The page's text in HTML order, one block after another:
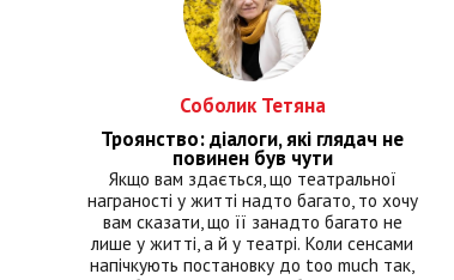
Соболик Тетяна
Троянство: діалоги, які глядач не
повинен був чути
Якщо вам здається, що театральної
награності у житті надто багато, то хочу
вам сказати, що її занадто багато не
лише у житті, а й у театрі. Коли сенсами
напічкують постановку до too much так,